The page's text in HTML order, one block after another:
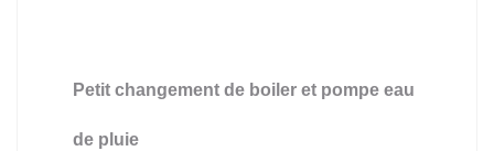
Petit changement de boiler et pompe eau
de pluie